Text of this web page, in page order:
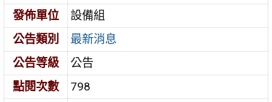
發佈單位
設備組
公告類別
最新消息
公告等級
公告
點閱次數
798